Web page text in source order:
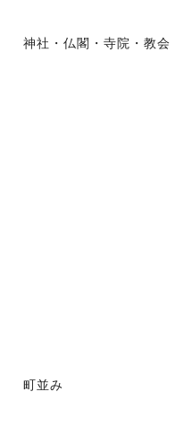
神社・仏閣・寺院・教会
町並み